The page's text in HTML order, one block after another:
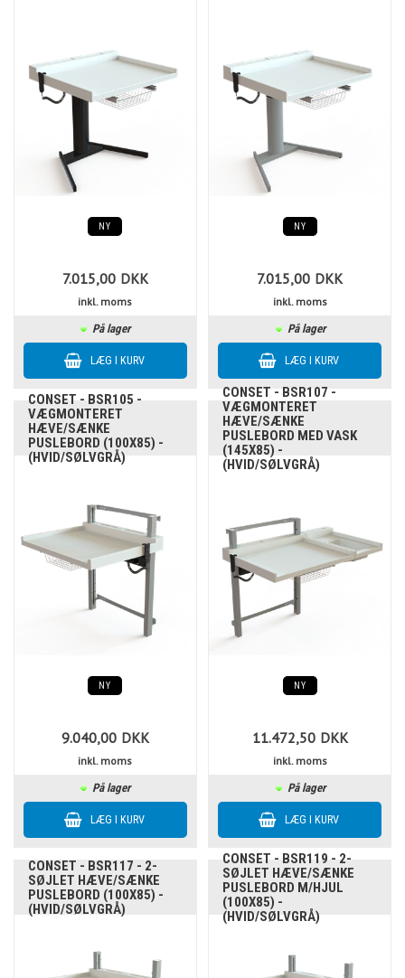
NY
7.015,00 DKK
inkl. moms
På lager
NY
7.015,00 DKK
inkl. moms
På lager
CONSET - BSR105 -
VÆGMONTERET
HÆVE/SÆNKE
PUSLEBORD (100X85) -
(HVID/SØLVGRÅ)
NY
9.040,00 DKK
inkl. moms
På lager
CONSET - BSR107 -
VÆGMONTERET
HÆVE/SÆNKE
PUSLEBORD MED VASK
(145X85) -
(HVID/SØLVGRÅ)
NY
11.472,50 DKK
inkl. moms
På lager
CONSET - BSR117 - 2-
SØJLET HÆVE/SÆNKE
PUSLEBORD (100X85) -
(HVID/SØLVGRÅ)
CONSET - BSR119 - 2-
SØJLET HÆVE/SÆNKE
PUSLEBORD M/HJUL
(100X85) -
(HVID/SØLVGRÅ)